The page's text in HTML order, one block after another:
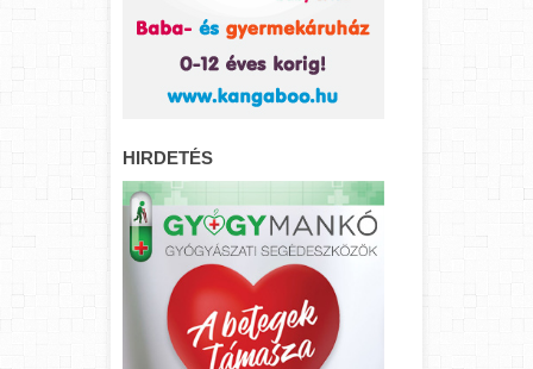
HIRDETÉS